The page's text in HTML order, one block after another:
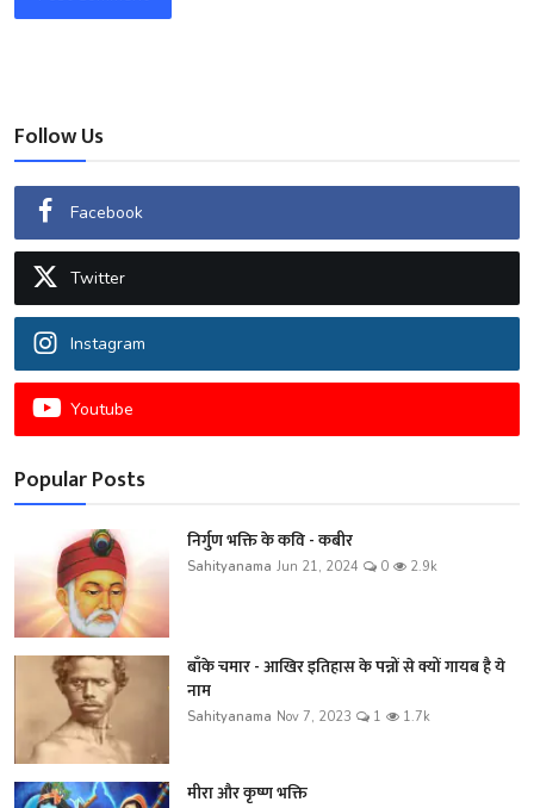
Follow Us
Facebook
Twitter
Instagram
Youtube
Popular Posts
निर्गुण भक्ति के कवि - कबीर
Sahityanama Jun 21, 2024 0 2.9k
बाँके चमार - आखिर इतिहास के पन्नों से क्यों गायब है ये
नाम
Sahityanama Nov 7, 2023 1 1.7k
मीरा और कृष्ण भक्ति